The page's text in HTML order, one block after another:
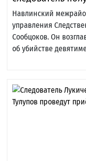
Навлинский
управления
Сообцоков. Он
об убийстве